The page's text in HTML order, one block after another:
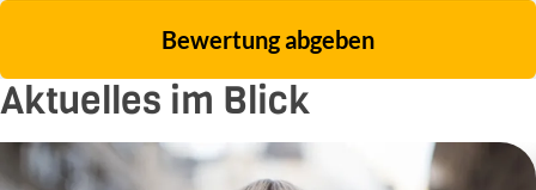
Bewertung abgeben
Aktuelles im Blick